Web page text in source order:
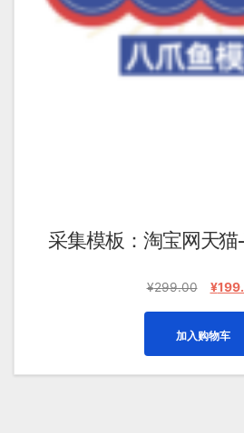
采集模板：淘宝网天
¥299.00
原¥
加入购物车